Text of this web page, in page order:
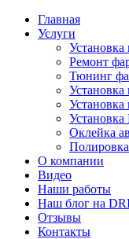
Главная
Услуги
Установка
Ремонт
Тюнинг
Установка
Оклейка
О компании
Видео
Наши работы
Наш блог на
Отзывы
Контакты